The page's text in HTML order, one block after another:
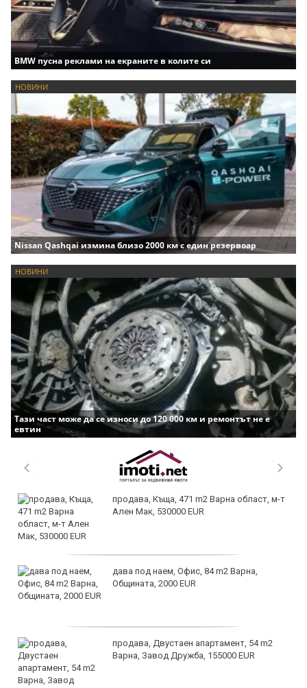
BMW пусна реклами на екраните в колите си
НОВИНИ
Nissan Qashqai измина близо 2000 км с един резервоар
НОВИНИ
Тази част може да се износи до 120 000 км и ремонтът не е
евтин
продава, Къща, 471 m2 Варна област, м-т
Ален Мак, 530000 EUR
дава под наем, Офис, 84 m2 Варна,
Общината, 2000 EUR
продава, Двустаен апартамент, 54 m2
Варна, Завод Дружба, 155000 EUR